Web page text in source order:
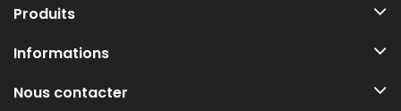
Produits
Informations
Nous contacter